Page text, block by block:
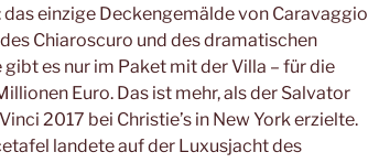
einzige Deckengemälde von Caravaggio
Chiaroscuro und des dramatischen
gibt es nur im Paket mit der Villa – für die
Euro. Das ist mehr, als der Salvator
2017 bei Christie’s in New York erzielte.
landete auf der Luxusjacht des